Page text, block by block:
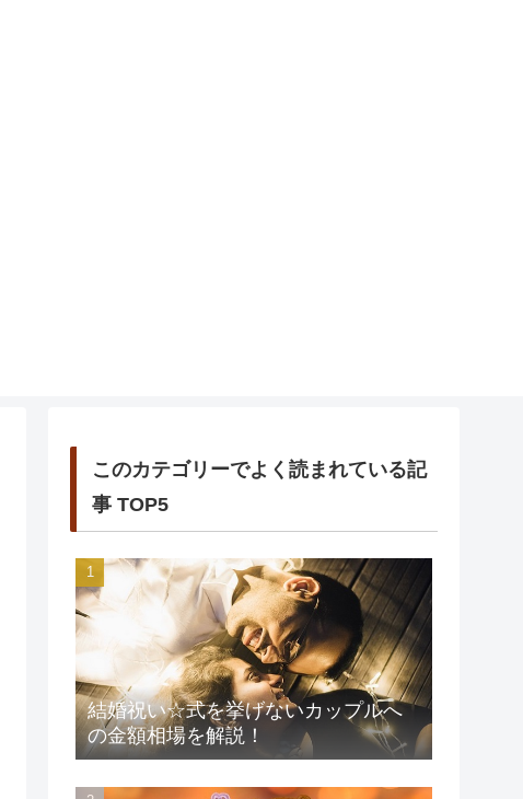
このカテゴリーでよく読まれている記
事 TOP5
結婚祝い☆式を挙げないカップルへ
の金額相場を解説！